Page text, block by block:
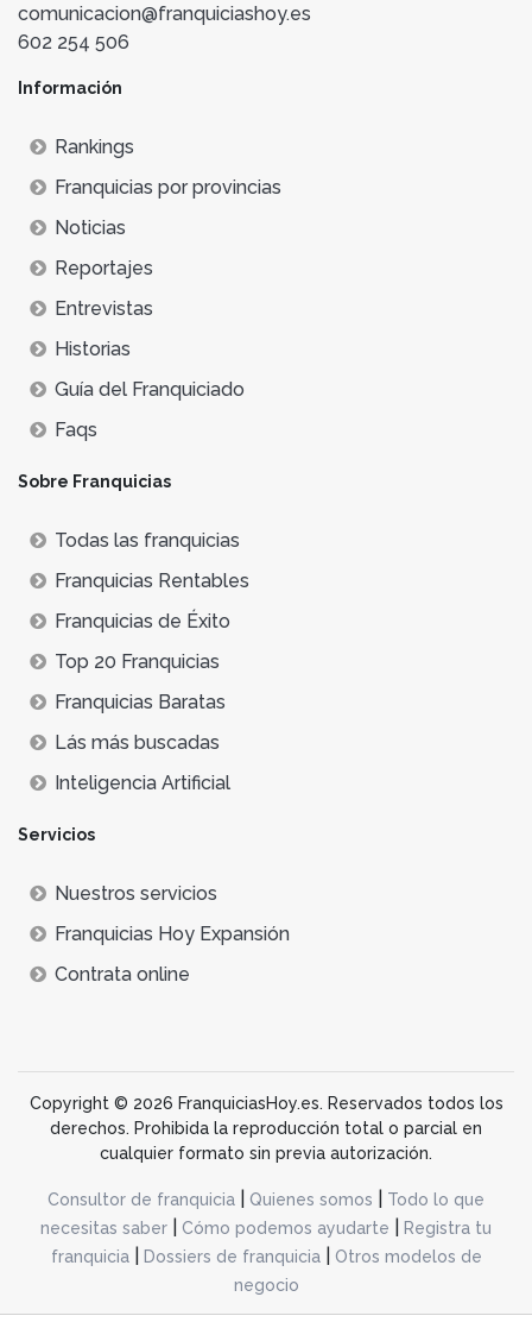
comunicacion@franquiciashoy.es
602 254 506
Información
Rankings
Franquicias por provincias
Noticias
Reportajes
Entrevistas
Historias
Guía del Franquiciado
Faqs
Sobre Franquicias
Todas las franquicias
Franquicias Rentables
Franquicias de Éxito
Top 20 Franquicias
Franquicias Baratas
Lás más buscadas
Inteligencia Artificial
Servicios
Nuestros servicios
Franquicias Hoy Expansión
Contrata online
Copyright © 2026 FranquiciasHoy.es. Reservados todos los
derechos. Prohibida la reproducción total o parcial en
cualquier formato sin previa autorización.
Consultor de franquicia Quienes somos
Todo lo que
necesitas saber
Cómo podemos ayudarte
Registra tu
franquicia| Dossiers de franquicia|
Otros modelos de
negocio